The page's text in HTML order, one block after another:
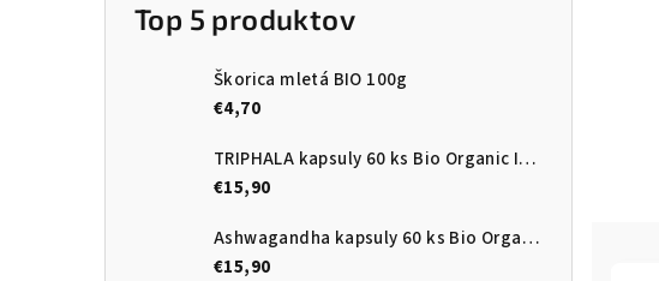
Top 5 produktov
Škorica mletá BIO 100g
€4,70
TRIPHALA kapsuly 60 ks Bio Organic India
€15,90
Ashwagandha kapsuly 60 ks Bio Organic India
€15,90